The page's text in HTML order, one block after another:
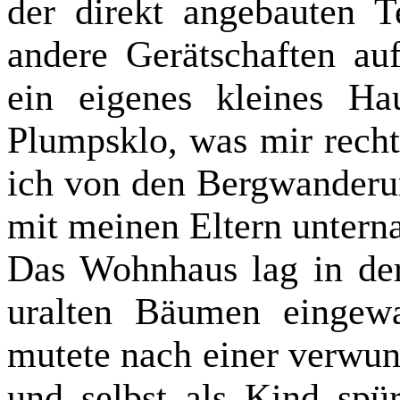
der direkt angebauten
andere Gerätschaften
ein eigenes kleines
Plumpsklo, was mir
ich von den
mit meinen Eltern
Das Wohnhaus lag in
uralten Bäumen
mutete nach einer